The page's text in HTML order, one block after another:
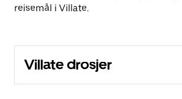
reisemål i Villate.
Villate drosjer